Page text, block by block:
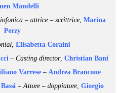
Mandelli
– attrice – scrittrice, Marina
Perzy
, Elisabetta Coraini
– Casting director, Christian Bani
Varrese– Andrea Brancone
– Attore – doppiatore, Giorgio